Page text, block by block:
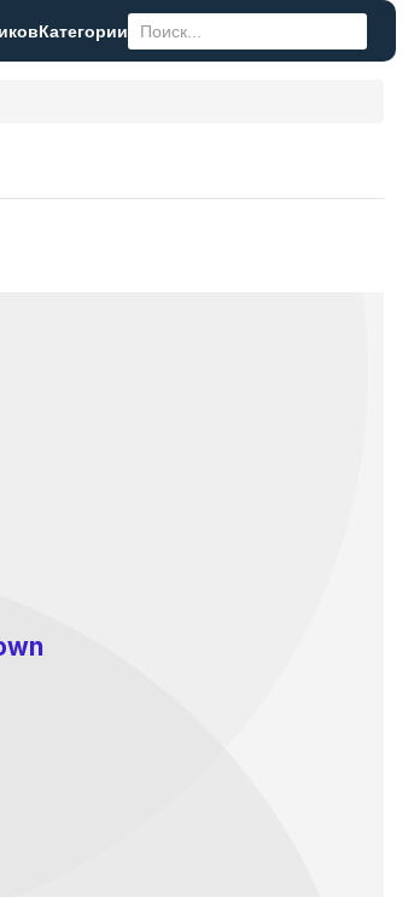
Категории